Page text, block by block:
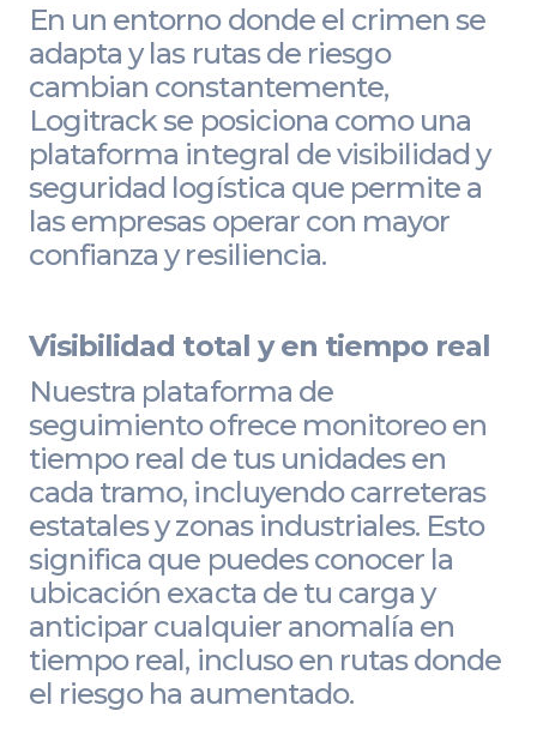
En un entorno donde el crimen se
adapta y las rutas de riesgo
cambian constantemente,
Logitrack se posiciona como una
plataforma integral de visibilidad y
seguridad logística que permite a
las empresas operar con mayor
confianza y resiliencia.
Visibilidad total y en tiempo real
Nuestra plataforma de
seguimiento ofrece monitoreo en
tiempo real de tus unidades en
cada tramo, incluyendo carreteras
estatales y zonas industriales. Esto
significa que puedes conocer la
ubicación exacta de tu carga y
anticipar cualquier anomalía en
tiempo real, incluso en rutas donde
el riesgo ha aumentado.